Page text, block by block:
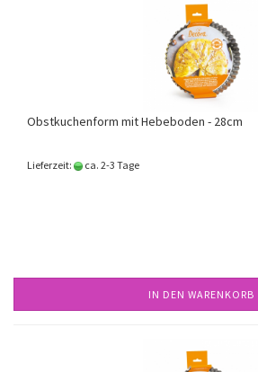
Obstkuchenform mit Hebeboden - 28cm
Lieferzeit: ca. 2-3 Tage
IN DEN WARENKORB